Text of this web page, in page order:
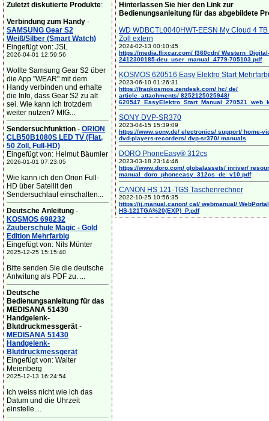
Zuletzt diskutierte Produkte:
Verbindung zum Handy -
SAMSUNG Gear S2
Weiß/Silber (Smart Watch)
Eingefügt von: JSL
2026-04-01 12:59:56
Wollte Samsung Gear S2 über
die App "WEAR" mit dem
Handy verbinden und erhalte
die Info, dass Gear S2 zu alt
sei. Wie kann ich trotzdem
weiter nutzen? MfG...
Sendersuchfunktion - ORION
CLB50B1080S LED TV (Flat,
50 Zoll, Full-HD)
Eingefügt von: Helmut Bäumler
2026-01-01 07:23:05
Wie kann ich den Orion Full-
HD über Satellit den
Sendersuchlauf einschalten...
Deutsche Anleitung -
KOSMOS 698232
Zauberschule Magic - Gold
Edition Mehrfarbig
Eingefügt von: Nils Münter
2025-12-25 15:15:40
Bitte senden Sie die deutsche
Anlwitung als PDF zu. ...
Deutsche
Bedienungsanleitung für das
MEDISANA 51430
Handgelenk-
Blutdruckmessgerät -
MEDISANA 51430
Handgelenk-
Blutdruckmessgerät
Eingefügt von: Walter
Meienberg
2025-12-13 16:24:54
Ich weiss nicht wie ich das
Datum und die Uhrzeit
einstelle....
Hinterlassen Sie hier den Link zur
Bedienungsanleitung für das abgebildete
WD WDBCTL0040HWT-EESN My Cloud 4
Zoll extern
2024-02-13 00:10:45
https://media.flixcar.com/ f360cdn/ Western_Digital-
2412300185-deu_user_manual_4779-705103.pdf
KOSMOS 620516 Easy Elektro Start
2023-06-10 01:26:31
https://fragkosmos.zendesk.com/ hc/ de/
article_attachments/ 8252125025948/
SONY DVP-SR370
2023-04-15 15:39:09
https://www.sony.de/ electronics/ support/ home-
dvd-players-recorders/ dvp-sr370/ manuals
DORO PhoneEasy® 312cs
2023-03-18 23:14:46
https://www.doro.com/ globalassets/ inriver/
manual_doro_phoneeasy_312cs_de_v10.pdf
CANON HS 121-TGS Taschenrechner
2022-10-25 10:56:35
https://ij.manual.canon/ cal/ webmanual/
HS-121TGA%20(EXP)_P.pdf